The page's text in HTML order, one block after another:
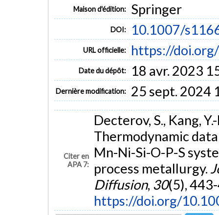
Maison d'édition: Springer
DOI: 10.1007/
URL officielle: https://
Date du dépôt: 18 avr. 2023
Dernière modification: 25 sept. 2024
Citer en
APA 7:
Decterov, S., Kang,
Thermodynamic
Mn-Ni-Si-O-P-S
process metallurgy.
Diffusion, 30(5),
https://doi.org/